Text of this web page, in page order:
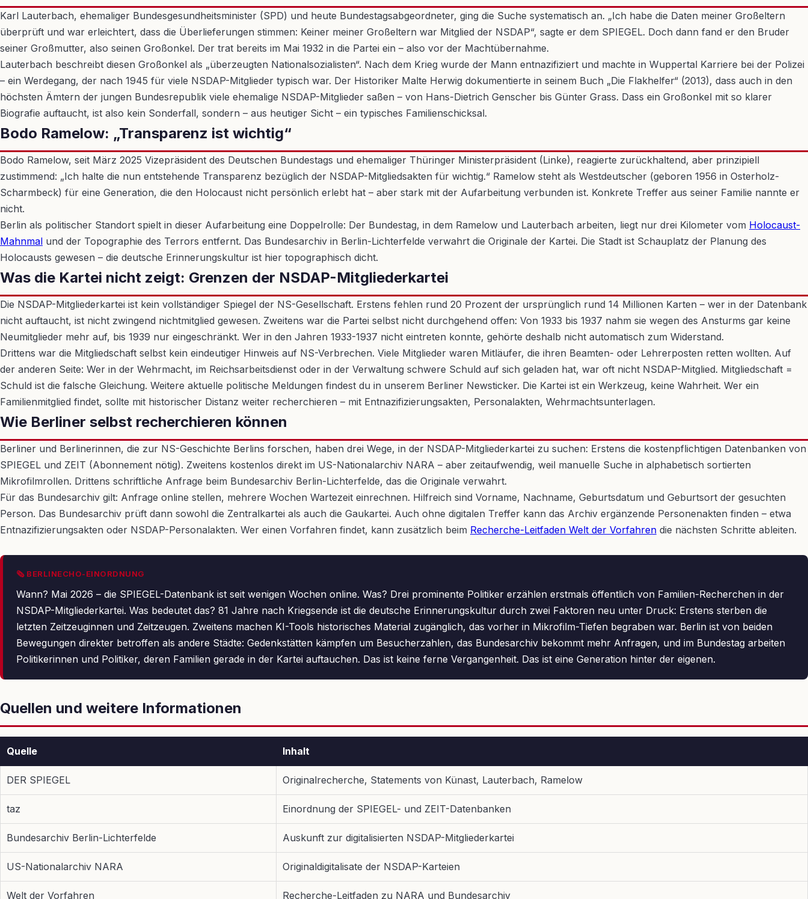
Karl Lauterbach, ehemaliger Bundesgesundheitsminister (SPD) und heute Bundestagsabgeordneter, ging die Suche systematisch an. „Ich habe die Daten meiner Großeltern
überprüft und war erleichtert, dass die Überlieferungen stimmen: Keiner meiner Großeltern war Mitglied der NSDAP“, sagte er dem SPIEGEL. Doch dann fand er den Bruder
seiner Großmutter, also seinen Großonkel. Der trat bereits im Mai 1932 in die Partei ein – also vor der Machtübernahme.
Lauterbach beschreibt diesen Großonkel als „überzeugten Nationalsozialisten“. Nach dem Krieg wurde der Mann entnazifiziert und machte in Wuppertal Karriere bei der Polizei
– ein Werdegang, der nach 1945 für viele NSDAP-Mitglieder typisch war. Der Historiker Malte Herwig dokumentierte in seinem Buch „Die Flakhelfer“ (2013), dass auch in den
höchsten Ämtern der jungen Bundesrepublik viele ehemalige NSDAP-Mitglieder saßen – von Hans-Dietrich Genscher bis Günter Grass. Dass ein Großonkel mit so klarer
Biografie auftaucht, ist also kein Sonderfall, sondern – aus heutiger Sicht – ein typisches Familienschicksal.
Bodo Ramelow: „Transparenz ist wichtig“
Bodo Ramelow, seit März 2025 Vizepräsident des Deutschen Bundestags und ehemaliger Thüringer Ministerpräsident (Linke), reagierte zurückhaltend, aber prinzipiell
zustimmend: „Ich halte die nun entstehende Transparenz bezüglich der NSDAP-Mitgliedsakten für wichtig.“ Ramelow steht als Westdeutscher (geboren 1956 in Osterholz-
Scharmbeck) für eine Generation, die den Holocaust nicht persönlich erlebt hat – aber stark mit der Aufarbeitung verbunden ist. Konkrete Treffer aus seiner Familie nannte er
nicht.
Berlin als politischer Standort spielt in dieser Aufarbeitung eine Doppelrolle: Der Bundestag, in dem Ramelow und Lauterbach arbeiten, liegt nur drei Kilometer vom Holocaust-
Mahnmal und der Topographie des Terrors entfernt. Das Bundesarchiv in Berlin-Lichterfelde verwahrt die Originale der Kartei. Die Stadt ist Schauplatz der Planung des
Holocausts gewesen – die deutsche Erinnerungskultur ist hier topographisch dicht.
Was die Kartei nicht zeigt: Grenzen der NSDAP-Mitgliederkartei
Die NSDAP-Mitgliederkartei ist kein vollständiger Spiegel der NS-Gesellschaft. Erstens fehlen rund 20 Prozent der ursprünglich rund 14 Millionen Karten – wer in der Datenbank
nicht auftaucht, ist nicht zwingend nichtmitglied gewesen. Zweitens war die Partei selbst nicht durchgehend offen: Von 1933 bis 1937 nahm sie wegen des Ansturms gar keine
Neumitglieder mehr auf, bis 1939 nur eingeschränkt. Wer in den Jahren 1933-1937 nicht eintreten konnte, gehörte deshalb nicht automatisch zum Widerstand.
Drittens war die Mitgliedschaft selbst kein eindeutiger Hinweis auf NS-Verbrechen. Viele Mitglieder waren Mitläufer, die ihren Beamten- oder Lehrerposten retten wollten. Auf
der anderen Seite: Wer in der Wehrmacht, im Reichsarbeitsdienst oder in der Verwaltung schwere Schuld auf sich geladen hat, war oft nicht NSDAP-Mitglied. Mitgliedschaft =
Schuld ist die falsche Gleichung. Weitere aktuelle politische Meldungen findest du in unserem Berliner Newsticker. Die Kartei ist ein Werkzeug, keine Wahrheit. Wer ein
Familienmitglied findet, sollte mit historischer Distanz weiter recherchieren – mit Entnazifizierungsakten, Personalakten, Wehrmachtsunterlagen.
Wie Berliner selbst recherchieren können
Berliner und Berlinerinnen, die zur NS-Geschichte Berlins forschen, haben drei Wege, in der NSDAP-Mitgliederkartei zu suchen: Erstens die kostenpflichtigen Datenbanken von
SPIEGEL und ZEIT (Abonnement nötig). Zweitens kostenlos direkt im US-Nationalarchiv NARA – aber zeitaufwendig, weil manuelle Suche in alphabetisch sortierten
Mikrofilmrollen. Drittens schriftliche Anfrage beim Bundesarchiv Berlin-Lichterfelde, das die Originale verwahrt.
Für das Bundesarchiv gilt: Anfrage online stellen, mehrere Wochen Wartezeit einrechnen. Hilfreich sind Vorname, Nachname, Geburtsdatum und Geburtsort der gesuchten
Person. Das Bundesarchiv prüft dann sowohl die Zentralkartei als auch die Gaukartei. Auch ohne digitalen Treffer kann das Archiv ergänzende Personenakten finden – etwa
Entnazifizierungsakten oder NSDAP-Personalakten. Wer einen Vorfahren findet, kann zusätzlich beim Recherche-Leitfaden Welt der Vorfahren die nächsten Schritte ableiten.
🗞 BERLINECHO-EINORDNUNG
Wann? Mai 2026 – die SPIEGEL-Datenbank ist seit wenigen Wochen online. Was? Drei prominente Politiker erzählen erstmals öffentlich von Familien-Recherchen in der
NSDAP-Mitgliederkartei. Was bedeutet das? 81 Jahre nach Kriegsende ist die deutsche Erinnerungskultur durch zwei Faktoren neu unter Druck: Erstens sterben die
letzten Zeitzeuginnen und Zeitzeugen. Zweitens machen KI-Tools historisches Material zugänglich, das vorher in Mikrofilm-Tiefen begraben war. Berlin ist von beiden
Bewegungen direkter betroffen als andere Städte: Gedenkstätten kämpfen um Besucherzahlen, das Bundesarchiv bekommt mehr Anfragen, und im Bundestag arbeiten
Politikerinnen und Politiker, deren Familien gerade in der Kartei auftauchen. Das ist keine ferne Vergangenheit. Das ist eine Generation hinter der eigenen.
Quellen und weitere Informationen
Quelle Inhalt
DER SPIEGEL Originalrecherche, Statements von Künast, Lauterbach, Ramelow
taz Einordnung der SPIEGEL- und ZEIT-Datenbanken
Bundesarchiv Berlin-Lichterfelde Auskunft zur digitalisierten NSDAP-Mitgliederkartei
US-Nationalarchiv NARA Originaldigitalisate der NSDAP-Karteien
Welt der Vorfahren Recherche-Leitfaden zu NARA und Bundesarchiv